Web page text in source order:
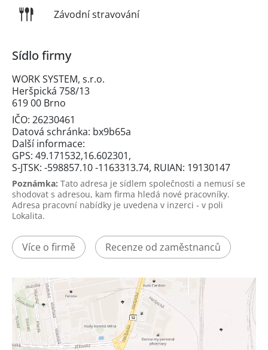
Závodní stravování
Sídlo firmy
WORK SYSTEM, s.r.o.
Heršpická 758/13
619 00 Brno
IČO: 26230461
Datová schránka: bx9b65a
Další informace:
GPS: 49.171532,16.602301,
S-JTSK: -598857.10 -1163313.74, RUIAN: 19130147
Poznámka: Tato adresa je sídlem společnosti a nemusí se
shodovat s adresou, kam firma hledá nové pracovníky.
Adresa pracovní nabídky je uvedena v inzerci - v poli
Lokalita.
Více o firmě Recenze od zaměstnanců